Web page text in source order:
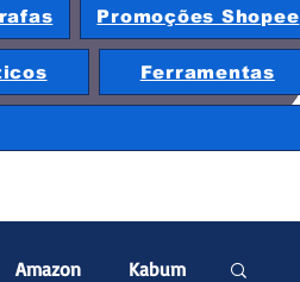
Promoções Shopee
Ferramentas
Amazon Kabum